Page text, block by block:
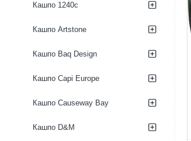
Кашпо 1240c
Кашпо Artstone
Кашпо Baq Design
Кашпо Capi Europe
Кашпо Causeway Bay
Кашпо D&M